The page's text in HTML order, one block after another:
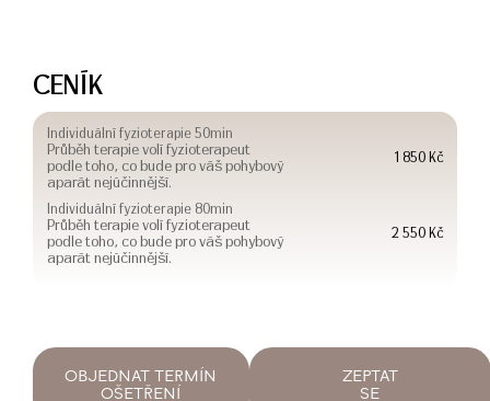
CENÍK
Individuální fyzioterapie 50min
Průběh terapie volí fyzioterapeut
podle toho, co bude pro váš pohybový
aparát nejúčinnější.
1 850 Kč
Individuální fyzioterapie 80min
Průběh terapie volí fyzioterapeut
podle toho, co bude pro váš pohybový
aparát nejúčinnější.
2 550 Kč
OBJEDNAT TERMÍN
OŠETŘENÍ
ZEPTAT
SE